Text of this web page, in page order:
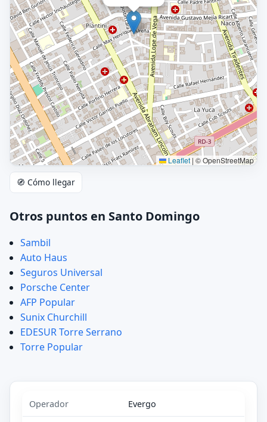
Leaflet | © OpenStreetMap
🧭 Cómo llegar
Otros puntos en Santo Domingo
Sambil
Auto Haus
Seguros Universal
Porsche Center
AFP Popular
Sunix Churchill
EDESUR Torre Serrano
Torre Popular
Operador Evergo